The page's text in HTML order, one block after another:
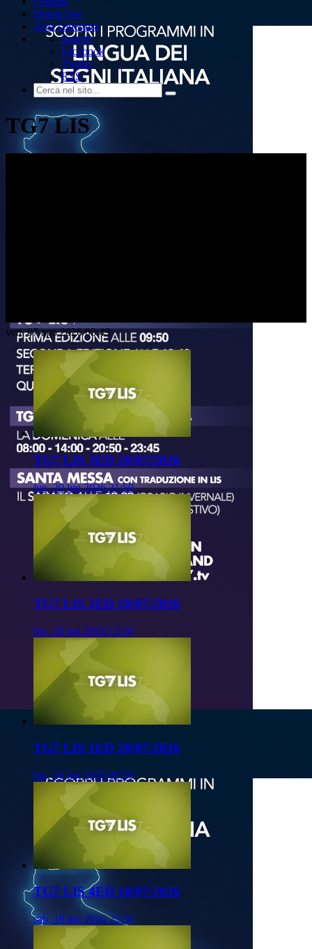
Dirette live
Area copertura
Search
Facebook
Twitter
RSS
TG7 LIS
ven, 07 ago 2026 03:49
TG7 LIS 3ED 20/07/2026
lun, 20 lug 2026 21:50
TG7 LIS 2ED 20/07/2026
lun, 20 lug 2026 13:50
TG7 LIS 1ED 20/07/2026
lun, 20 lug 2026 09:50
TG7 LIS 4ED 18/07/2026
sab, 18 lug 2026 23:50